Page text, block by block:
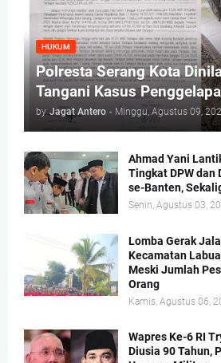
HUKUM
Polresta Serang Kota
Tangani Kasus
by Jagat Antero - Minggu, Agustus 09,
Ahmad Yani
Tingkat DPW dan
se-Banten,
Senin, Agustus 03,
Lomba Gerak
Kecamatan
Meski Jumlah
Orang
Kamis, Agustus 06,
Wapres Ke-6 RI
Diusia 90 Tahun,